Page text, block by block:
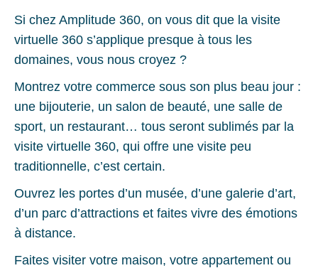
Si chez Amplitude 360, on vous dit que la visite
virtuelle 360 s’applique presque à tous les
domaines, vous nous croyez ?
Montrez votre commerce sous son plus beau jour :
une bijouterie, un salon de beauté, une salle de
sport, un restaurant… tous seront sublimés par la
visite virtuelle 360, qui offre une visite peu
traditionnelle, c’est certain.
Ouvrez les portes d’un musée, d’une galerie d’art,
d’un parc d’attractions et faites vivre des émotions
à distance.
Faites visiter votre maison, votre appartement ou